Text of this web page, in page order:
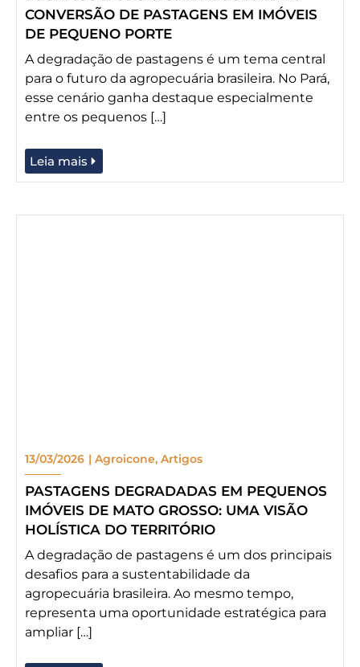
CONVERSÃO DE PASTAGENS EM IMÓVEIS
DE PEQUENO PORTE
A degradação de pastagens é um tema central
para o futuro da agropecuária brasileira. No Pará,
esse cenário ganha destaque especialmente
entre os pequenos […]
Leia mais
13/03/2026 | Agroicone, Artigos
PASTAGENS DEGRADADAS EM PEQUENOS
IMÓVEIS DE MATO GROSSO: UMA VISÃO
HOLÍSTICA DO TERRITÓRIO
A degradação de pastagens é um dos principais
desafios para a sustentabilidade da
agropecuária brasileira. Ao mesmo tempo,
representa uma oportunidade estratégica para
ampliar […]